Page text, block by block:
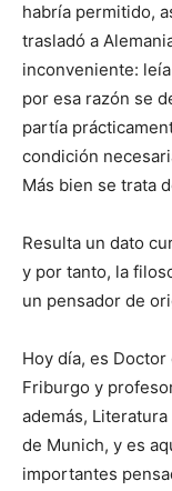
habría permitido,
trasladó a
inconveniente:
por esa razón se
partía
condición
Más bien se trata
Resulta un dato
y por tanto, la
un pensador de
Hoy día, es
Friburgo y
además,
de Munich, y es
importantes